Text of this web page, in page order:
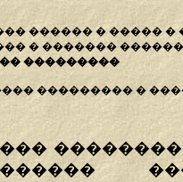
������ � ����� �
� �������
���������
��������� �